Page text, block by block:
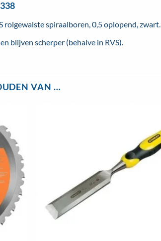
rolgewalste spiraalboren, 0,5 oplopend, zwart.
blijven scherper (behalve in RVS).
VAN …